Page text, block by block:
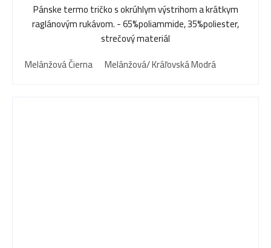
Pánske termo tričko s okrúhlym výstrihom a krátkym
raglánovým rukávom. - 65%poliammide, 35%poliester,
strečový materiál
Melánžová Čierna
Melánžová/ Kráľovská Modrá